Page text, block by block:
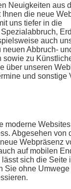
Neuigkeiten aus
die neue
uns tiefer in die
auch
Abbruch-
sowie zu
über unseren
und sonstige
moderne
Abgesehen von
Webpräsenz
auf mobilen
sich die Seite
Sie ohne